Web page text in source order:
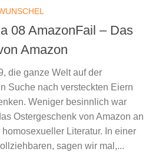
08 AmazonFail – Das
Amazon
die ganze Welt auf der
Suche nach versteckten Eiern
Weniger besinnlich war
Ostergeschenk von Amazon an
Literatur. In einer
sagen wir mal,...